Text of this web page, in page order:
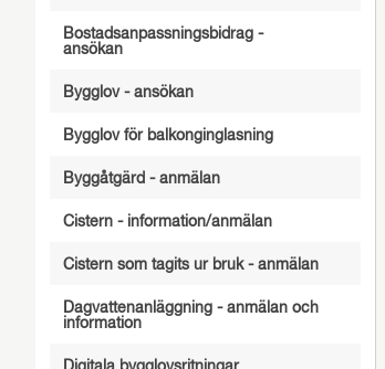
Bostadsanpassningsbidrag -
ansökan
Bygglov - ansökan
Bygglov för balkonginglasning
Byggåtgärd - anmälan
Cistern - information/anmälan
Cistern som tagits ur bruk - anmälan
Dagvattenanläggning - anmälan och
information